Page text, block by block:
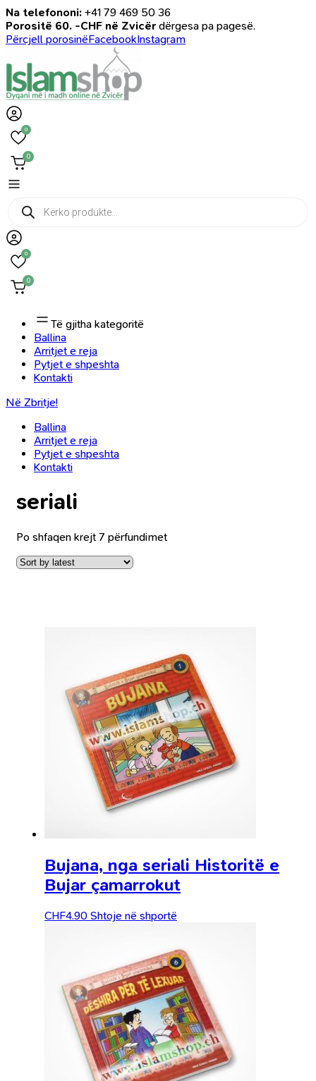
Na telefononi: +41 79 469 50 36
Porositë 60. -CHF në Zvicër dërgesa pa pagesë.
Përcjell porosinëFacebookInstagram
0
0
Products
search
0
0
Të gjitha kategoritë
Ballina
Arritjet e reja
Pytjet e shpeshta
Kontakti
Në Zbritje!
Ballina
Arritjet e reja
Pytjet e shpeshta
Kontakti
seriali
Po shfaqen krejt 7 përfundimet
Bujana, nga seriali Historitë e
Bujar çamarrokut
CHF4.90 Shtoje në shportë